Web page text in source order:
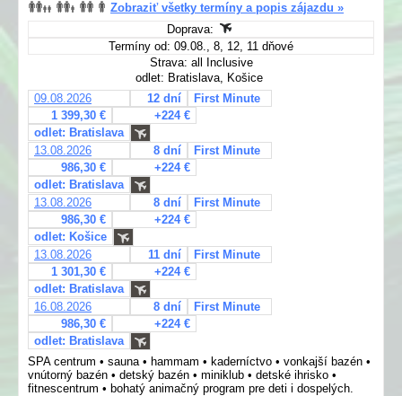
Zobraziť všetky termíny a popis zájazdu »
Doprava:
Termíny od: 09.08., 8, 12, 11 dňové
Strava: all Inclusive
odlet: Bratislava, Košice
09.08.2026
12 dní
First Minute
1 399,30 €
+224 €
odlet: Bratislava
13.08.2026
8 dní
First Minute
986,30 €
+224 €
odlet: Bratislava
13.08.2026
8 dní
First Minute
986,30 €
+224 €
odlet: Košice
13.08.2026
11 dní
First Minute
1 301,30 €
+224 €
odlet: Bratislava
16.08.2026
8 dní
First Minute
986,30 €
+224 €
odlet: Bratislava
SPA centrum • sauna • hammam • kaderníctvo • vonkajší bazén •
vnútorný bazén • detský bazén • miniklub • detské ihrisko •
fitnescentrum • bohatý animačný program pre deti i dospelých.